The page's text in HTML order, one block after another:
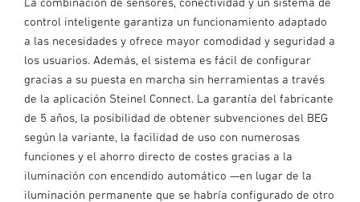
control inteligente garantiza un funcionamiento adaptado
a las necesidades y ofrece mayor comodidad y seguridad a
los usuarios. Además, el sistema es fácil de configurar
gracias a su puesta en marcha sin herramientas a través
de la aplicación Steinel Connect. La garantía del fabricante
de 5 años, la posibilidad de obtener subvenciones del BEG
según la variante, la facilidad de uso con numerosas
funciones y el ahorro directo de costes gracias a la
iluminación con encendido automático —en lugar de la
iluminación permanente que se habría configurado de otro